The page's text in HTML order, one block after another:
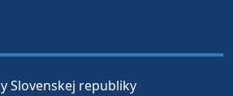
Slovenskej republiky